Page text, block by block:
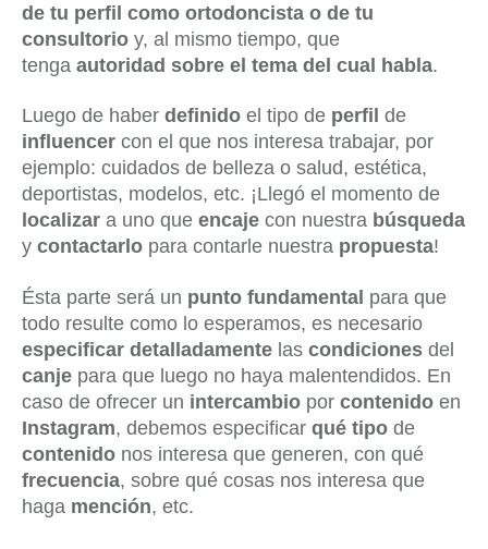
de tu perfil como ortodoncista o de tu
consultorio y, al mismo tiempo, que
tenga autoridad sobre el tema del cual habla.
Luego de haber definido el tipo de perfil de
influencer con el que nos interesa trabajar, por
ejemplo: cuidados de belleza o salud, estética,
deportistas, modelos, etc. ¡Llegó el momento de
localizar a uno que encaje con nuestra búsqueda
y contactarlo para contarle nuestra propuesta!
Ésta parte será un punto fundamental para que
todo resulte como lo esperamos, es necesario
especificar detalladamente las condiciones del
canje para que luego no haya malentendidos. En
caso de ofrecer un intercambio por contenido en
Instagram, debemos especificar qué tipo de
contenido nos interesa que generen, con qué
frecuencia, sobre qué cosas nos interesa que
haga mención, etc.